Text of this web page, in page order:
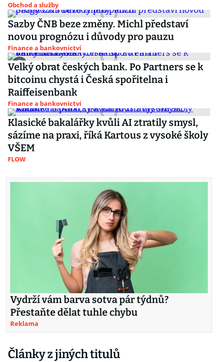
Obchod a služby
Sazby ČNB beze změny. Michl představí
novou prognózu i důvody pro pauzu
Finance a bankovnictví
Velký obrat českých bank. Po Partners se k
bitcoinu chystá i Česká spořitelna i
Raiffeisenbank
Finance a bankovnictví
Klasické bakalářky kvůli AI ztratily smysl,
sázíme na praxi, říká Kartous z vysoké školy
VŠEM
FLOW
Vydrží vám barva sotva pár týdnů?
Přestaňte dělat tuhle chybu
Reklama
Články z jiných titulů